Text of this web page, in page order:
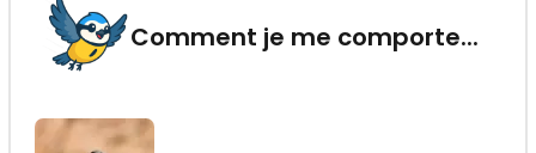
Comment je me comporte...